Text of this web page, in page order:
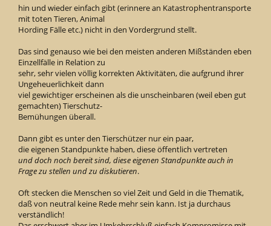
hin und wieder einfach gibt (erinnere an Katastrophentransporte
mit toten Tieren, Animal
Hording Fälle etc.) nicht in den Vordergrund stellt.
Das sind genauso wie bei den meisten anderen Mißständen eben
Einzellfälle in Relation zu
sehr, sehr vielen völlig korrekten Aktivitäten, die aufgrund ihrer
Ungeheuerlichkeit dann
viel gewichtiger erscheinen als die unscheinbaren (weil eben gut
gemachten) Tierschutz-
Bemühungen überall.
Dann gibt es unter den Tierschützer nur ein paar,
die eigenen Standpunkte haben, diese öffentlich vertreten
und doch noch bereit sind, diese eigenen Standpunkte auch in
Frage zu stellen und zu diskutieren.
Oft stecken die Menschen so viel Zeit und Geld in die Thematik,
daß von neutral keine Rede mehr sein kann. Ist ja durchaus
verständlich!